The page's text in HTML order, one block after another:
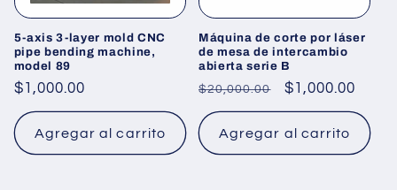
5-axis 3-layer mold CNC
pipe bending machine,
model 89
Precio
habitual
$1,000.00
Agregar al carrito
Máquina de corte por láser
de mesa de intercambio
abierta serie B
Precio
habitual
$20,000.00
Precio
de
oferta
$1,000.00
Agregar al carrito